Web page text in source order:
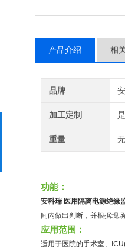
产品介绍 相
品牌
加工定制 是
重量
功能：
安科瑞 医用隔离电源绝缘
间内做出判断，并根据现
应用范围：
适用于医院的手术室、